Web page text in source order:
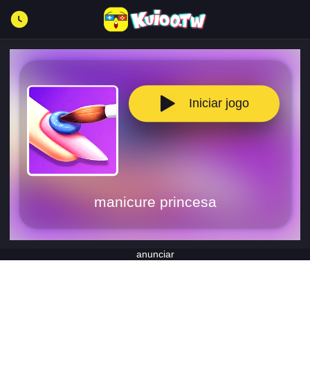
manicure princesa
Iniciar jogo
anunciar